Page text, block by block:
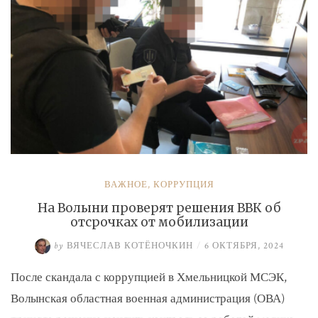
ВАЖНОЕ, КОРРУПЦИЯ
На Волыни проверят решения ВВК об
отсрочках от мобилизации
by ВЯЧЕСЛАВ КОТЁНОЧКИН / 6 ОКТЯБРЯ, 2024
После скандала с коррупцией в Хмельницкой МСЭК,
Волынская областная военная администрация (ОВА)